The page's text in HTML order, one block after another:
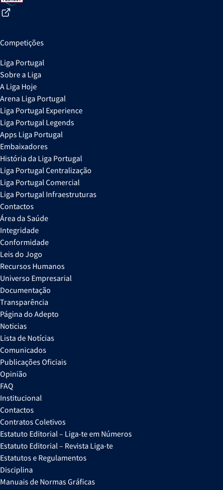
Competições
Liga Portugal
Sobre a Liga
A Liga Hoje
Arena Liga Portugal
Liga Portugal Experience
Liga Portugal Legends
Apps Liga Portugal
Embaixadores
História da Liga Portugal
Liga Portugal Centralização
Liga Portugal Comercial
Liga Portugal Infraestruturas
Contactos
Área da Saúde
Integridade
Conformidade
Leis do Jogo
Recursos Humanos
Universo Empresarial
Documentação
Transparência
Página do Adepto
Noticias
Lista de Notícias
Comunicados
Publicações Oficiais
Opinião
FAQ
Institucional
Contactos
Contratos Coletivos
Estatuto Editorial – Liga-te em Números
Estatuto Editorial – Revista Liga-te
Estatutos e Regulamentos
Disciplina
Manuais de Normas Gráficas